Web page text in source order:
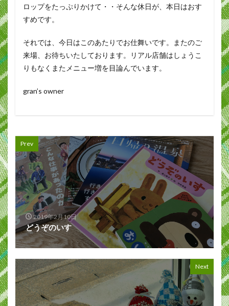
ロップをたっぷりかけて・・そんな休日が、本日はおす
すめです。
それでは、今日はこのあたりでお仕舞いです。またのご
来場、お待ちいたしております。リアル店舗はしょうこ
りもなくまたメニュー増を目論んでいます。
gran’s owner
Prev
2019年2月10日
どうぞのいす
Next